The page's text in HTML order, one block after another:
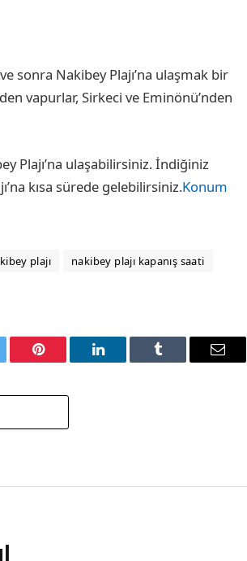
sonra Nakibey Plajı’na ulaşmak bir
vapurlar, Sirkeci ve Eminönü’nden
Plajı’na ulaşabilirsiniz. İndiğiniz
kısa sürede gelebilirsiniz.Konum
plajı
nakibey plajı kapanış saati
Pinterest LinkedIn Tumblr Email